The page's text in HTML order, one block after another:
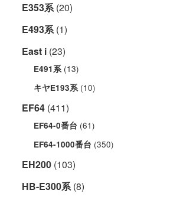
E353系(20)
E493系(1)
East i (23)
E491系(13)
キヤE193系(10)
EF64 (411)
EF64-0番台 (61)
EF64-1000番台 (350)
EH200 (103)
HB-E300系(8)